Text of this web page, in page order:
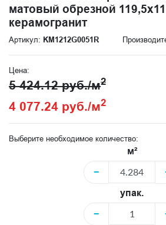
матовый обрезной
керамогранит
Артикул: KM1212G0051R
Цена:
5 424.12 руб./м2
4 077.24 руб./м2
Выберите необходимое количество:
м²
−
упак.
−